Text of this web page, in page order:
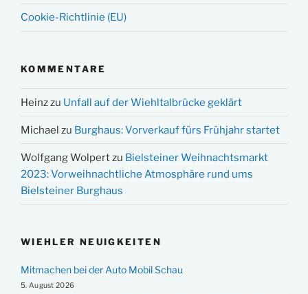
Cookie-Richtlinie (EU)
KOMMENTARE
Heinzzu Unfall auf der Wiehltalbrücke geklärt
Michael zu Burghaus: Vorverkauf fürs Frühjahr startet
Wolfgang Wolpertzu Bielsteiner Weihnachtsmarkt
2023: Vorweihnachtliche Atmosphäre rund ums
Bielsteiner Burghaus
WIEHLER NEUIGKEITEN
Mitmachen bei der Auto Mobil Schau
5. August 2026